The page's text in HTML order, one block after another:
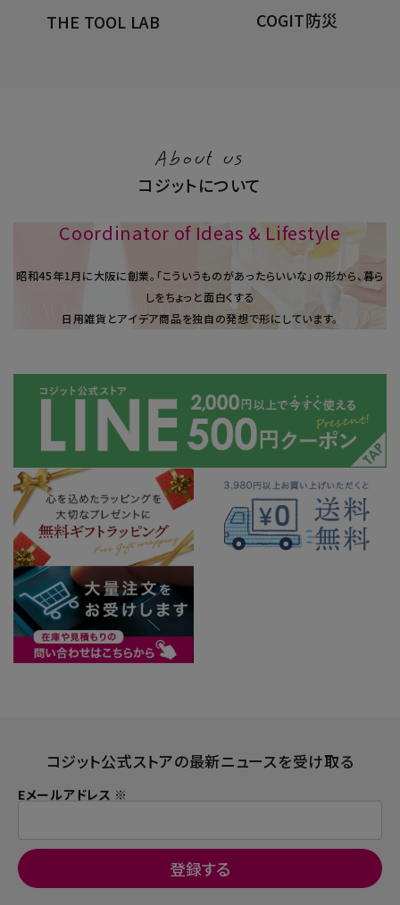
THE TOOL LAB COGIT防災
About us
コジットについて
Coordinator of Ideas & Lifestyle
昭和45年1⽉に大阪に創業。「こういうものがあったらいいな」の形から、暮ら
しをちょっと面白くする
日用雑貨とアイデア商品を独自の発想で形にしています。
コジット公式ストアの最新ニュースを受け取る
Eメールアドレス ※